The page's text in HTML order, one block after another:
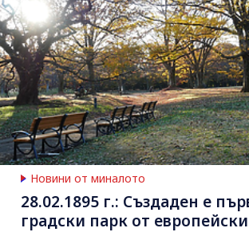
Новини от миналото
28.02.1895 г.: Създаден е
градски парк от